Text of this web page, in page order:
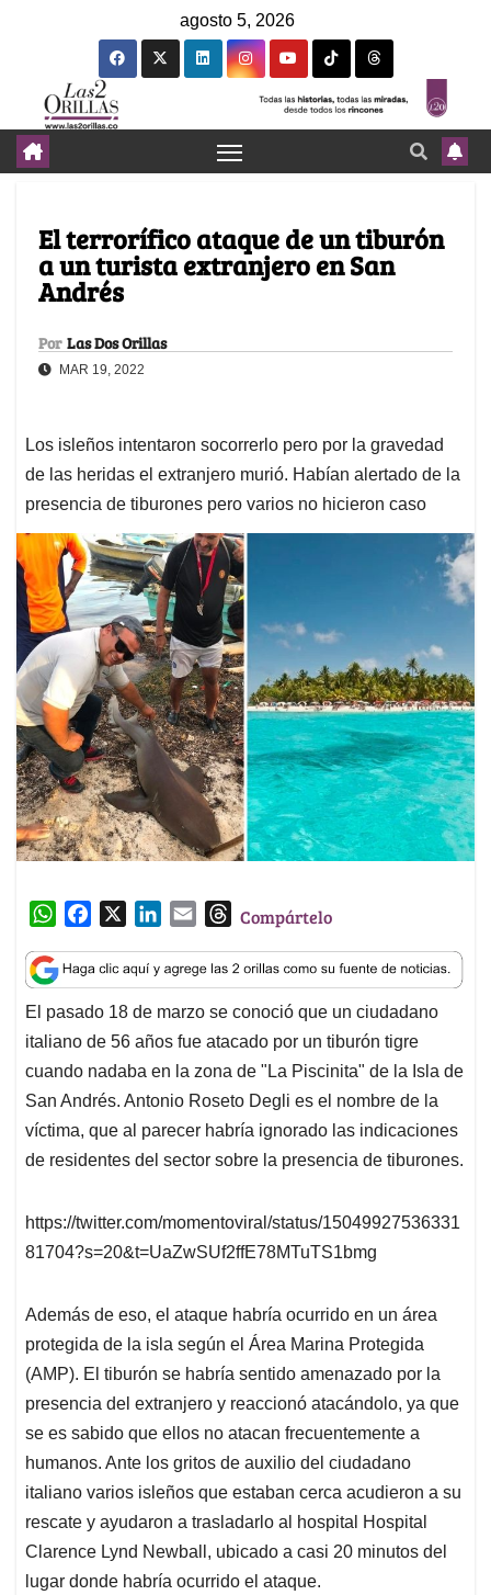
agosto 5, 2026
El terrorífico ataque de un tiburón
a un turista extranjero en San
Andrés
Por Las Dos Orillas
MAR 19, 2022
Los isleños intentaron socorrerlo pero por la gravedad
de las heridas el extranjero murió. Habían alertado de la
presencia de tiburones pero varios no hicieron caso
W
a
t
s
A
p
p
c
e
b
o
o
k
n
k
e
d
I
n
a
i
l
T
r
e
a
d
s
Compártelo
El pasado 18 de marzo se conoció que un ciudadano
italiano de 56 años fue atacado por un tiburón tigre
cuando nadaba en la zona de "La Piscinita" de la Isla de
San Andrés. Antonio Roseto Degli es el nombre de la
víctima, que al parecer habría ignorado las indicaciones
de residentes del sector sobre la presencia de tiburones.
https://twitter.com/momentoviral/status/15049927536331
81704?s=20&t=UaZwSUf2ffE78MTuTS1bmg
Además de eso, el ataque habría ocurrido en un área
protegida de la isla según el Área Marina Protegida
(AMP). El tiburón se habría sentido amenazado por la
presencia del extranjero y reaccionó atacándolo, ya que
se es sabido que ellos no atacan frecuentemente a
humanos. Ante los gritos de auxilio del ciudadano
italiano varios isleños que estaban cerca acudieron a su
rescate y ayudaron a trasladarlo al hospital Hospital
Clarence Lynd Newball, ubicado a casi 20 minutos del
lugar donde habría ocurrido el ataque.